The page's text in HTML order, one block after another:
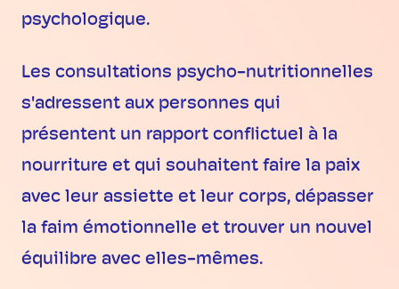
psychologique.
Les consultations psycho-nutritionnelles
s'adressent aux personnes qui
présentent un rapport conflictuel à la
nourriture et qui souhaitent faire la paix
avec leur assiette et leur corps, dépasser
la faim émotionnelle et trouver un nouvel
équilibre avec elles-mêmes.